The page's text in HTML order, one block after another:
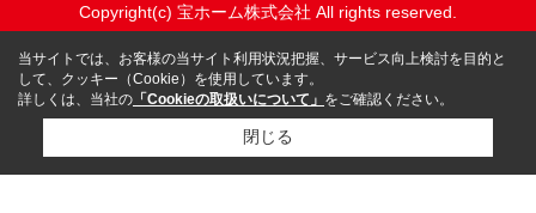
Copyright(c) 宝ホーム株式会社 All rights reserved.
当サイトでは、お客様の当サイト利用状況把握、サービス向上検討を目的と
して、クッキー（Cookie）を使用しています。
詳しくは、当社の 「Cookieの取扱いについて」 をご確認ください。
閉じる